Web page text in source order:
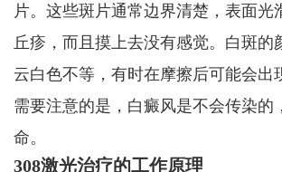
片。这些斑片通常边界清楚，表面光
丘疹，而且摸上去没有感觉。白斑的
云白色不等，有时在摩擦后可能会出
需要注意的是，白癜风是不会传染的
命。
308激光治疗的工作原理